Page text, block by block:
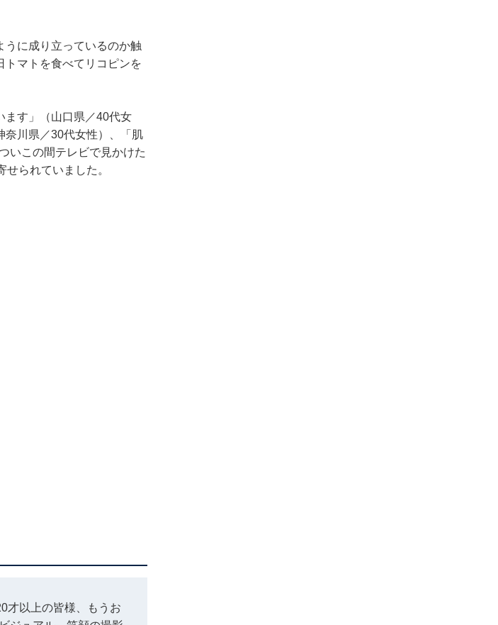
うに成り立っているのか触
トマトを食べてリコピンを
ます」（山口県／40代女
奈川県／30代女性）、「肌
いこの間テレビで見かけた
られていました。
才以上の皆様、もうお